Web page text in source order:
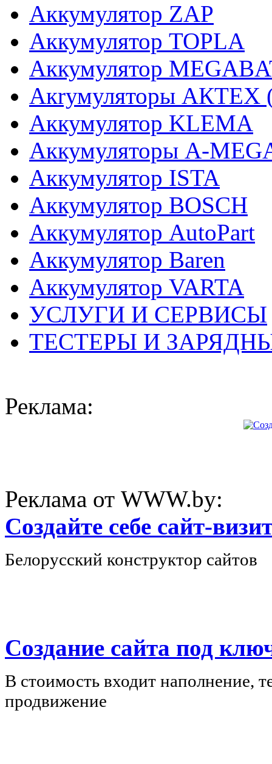
Аккумулятор ZAP
Аккумулятор TOPLA
Аккумулятор
Акrумуляторы АКТЕХ
Аккумулятор KLEMA
Аккумуляторы A-
Аккумулятор ISTA
Аккумулятор BOSCH
Аккумулятор AutoPart
Аккумулятор Baren
Аккумулятор VARTA
УСЛУГИ И СЕРВИСЫ
ТЕСТЕРЫ И
Реклама:
Реклама от WWW.by:
Создайте себе сайт-
Белорусский конструктор сайтов
Создание сайта под
В стоимость входит наполнение,
продвижение